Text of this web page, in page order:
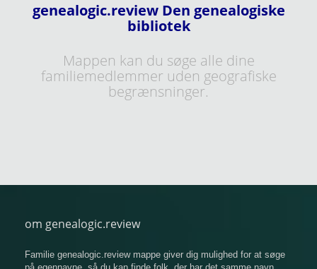
genealogic.review Den genealogiske
bibliotek
Mappen kan du søge alle dine
familiemedlemmer uden geografiske
begrænsninger.
om genealogic.review
Familie genealogic.review mappe giver dig mulighed for at søge